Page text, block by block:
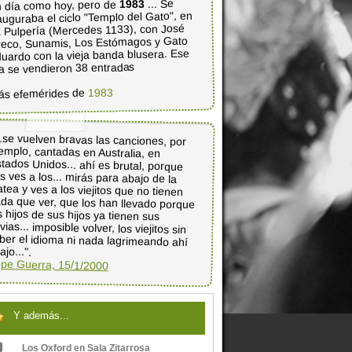
día como hoy, pero de1983 ... Se
el ciclo "Templo del Gato", en
Pulpería (Mercedes 1133), con José
Sunamis, Los Estómagos y Gato
con la vieja banda blusera. Ese
se vendieron 38 entradas
efemérides de 1983
vuelven bravas las canciones, por
cantadas en Australia, en
Unidos... ahí es brutal, porque
ves a los... mirás para abajo de la
y ves a los viejitos que no tienen
que ver, que los han llevado porque
hijos de sus hijos ya tienen sus
imposible volver, los viejitos sin
el idioma ni nada lagrimeando ahí
Guerra, 15/1/2000
Y además...
Los Oxford en Sala Zitarrosa